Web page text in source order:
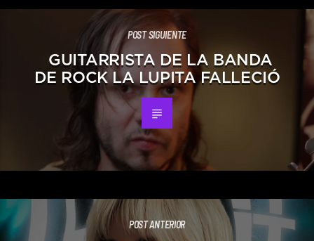
POST SIGUIENTE
GUITARRISTA DE LA BANDA
DE ROCK LA LUPITA FALLECIÓ
POST ANTERIOR